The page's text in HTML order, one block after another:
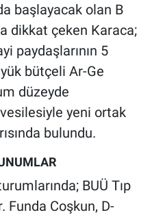
başlayacak olan B
dikkat çeken Karaca;
paydaşlarının 5
bütçeli Ar-Ge
düzeyde
yeni ortak
bulundu.
BUÜ Tıp
Funda Coşkun, D-